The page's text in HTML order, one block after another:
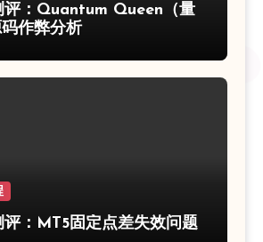
评：Quantum Queen（量
作弊分析
：MT5固定点差失效问题